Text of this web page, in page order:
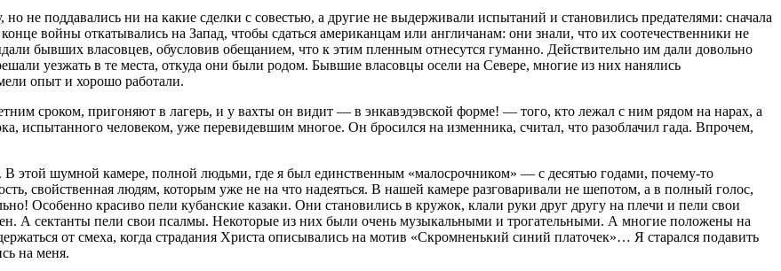
не поддавались ни на какие сделки с совестью, а другие не выдерживали испытаний и становились предателями: сначала
войны откатывались на Запад, чтобы сдаться американцам или англичанам: они знали, что их соотечественники не
бывших власовцев, обусловив обещанием, что к этим пленным отнесутся гуманно. Действительно им дали довольно
уезжать в те места, откуда они были родом. Бывшие власовцы осели на Севере, многие из них нанялись
опыт и хорошо работали.
сроком, пригоняют в лагерь, и у вахты он видит — в энкавэдэвской форме! — того, кто лежал с ним рядом на нарах, а
испытанного человеком, уже перевидевшим многое. Он бросился на изменника, считал, что разоблачил гада. Впрочем,
В этой шумной камере, полной людьми, где я был единственным «малосрочником» — с десятью годами, почему-то
свойственная людям, которым уже не на что надеяться. В нашей камере разговаривали не шепотом, а в полный голос,
Особенно красиво пели кубанские казаки. Они становились в кружок, клали руки друг другу на плечи и пели свои
А сектанты пели свои псалмы. Некоторые из них были очень музыкальными и трогательными. А многие положены на
от смеха, когда страдания Христа описывались на мотив «Скромненький синий платочек»… Я старался подавить
на меня.